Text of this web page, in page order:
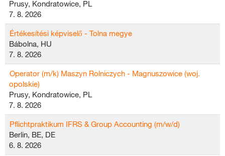
Prusy, Kondratowice, PL
7. 8. 2026
Értékesítési képviselő - Tolna megye
Bábolna, HU
7. 8. 2026
Operator (m/k) Maszyn Rolniczych - Magnuszowice (woj.
opolskie)
Prusy, Kondratowice, PL
7. 8. 2026
Pflichtpraktikum IFRS & Group Accounting (m/w/d)
Berlin, BE, DE
6. 8. 2026